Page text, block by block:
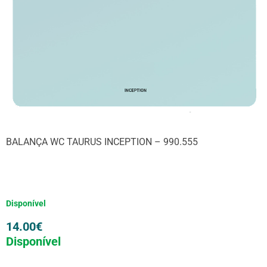
BALANÇA WC TAURUS INCEPTION – 990.555
Disponível
14.00€
Disponível